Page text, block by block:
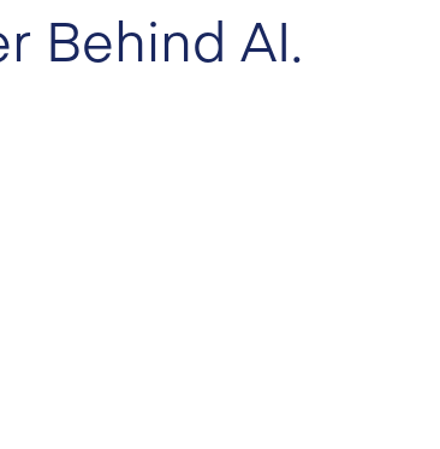
Behind AI.